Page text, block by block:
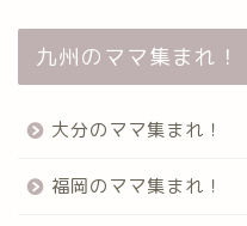
九州のママ集まれ！
大分のママ集まれ！
福岡のママ集まれ！